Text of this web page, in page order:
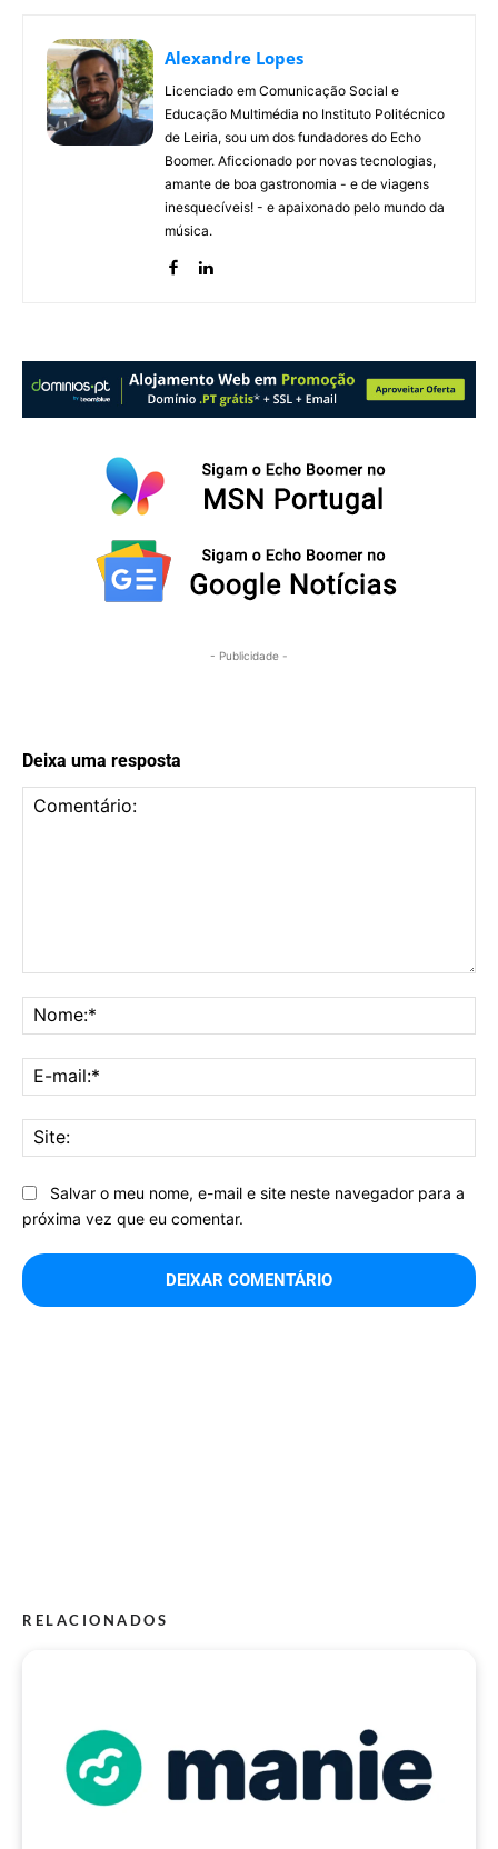
Alexandre Lopes
Licenciado em Comunicação Social e
Educação Multimédia no Instituto Politécnico
de Leiria, sou um dos fundadores do Echo
Boomer. Aficcionado por novas tecnologias,
amante de boa gastronomia - e de viagens
inesquecíveis! - e apaixonado pelo mundo da
música.
- Publicidade -
Deixa uma resposta
Salvar o meu nome, e-mail e site neste navegador para a
próxima vez que eu comentar.
RELACIONADOS